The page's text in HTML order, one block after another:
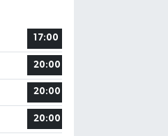
17:00
20:00
20:00
20:00